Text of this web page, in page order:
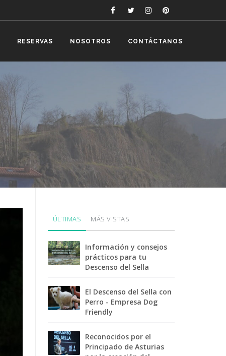
RESERVAS NOSOTROS CONTÁCTANOS
ÚLTIMAS MÁS VISTAS
Información y consejos
prácticos para tu
Descenso del Sella
El Descenso del Sella con
Perro - Empresa Dog
Friendly
Reconocidos por el
Principado de Asturias